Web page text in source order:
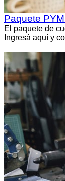
Paquete
El paquete de
Ingresá aquí y